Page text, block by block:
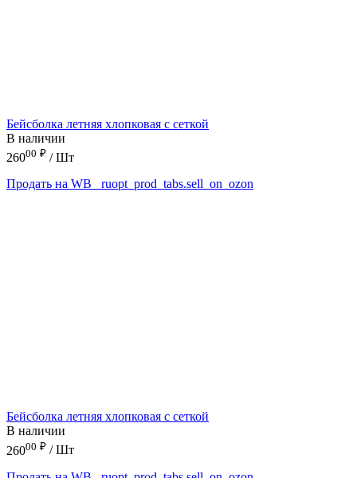
Бейсболка летняя хлопковая с сеткой
В наличии
26000 ₽ / Шт
Продать на WB
_ruopt_prod_tabs.sell_on_ozon
Бейсболка летняя хлопковая с сеткой
В наличии
26000 ₽ / Шт